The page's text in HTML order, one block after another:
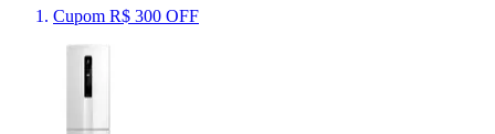
Cupom R$ 300 OFF